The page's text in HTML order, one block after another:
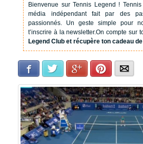
Bienvenue sur Tennis Legend !
média indépendant fait par des
passionnés. Un geste simple pour
t’inscrire à la newsletter.On compte sur
Legend Club et récupère ton cadeau
Facebook Twitter Google+Pinterest